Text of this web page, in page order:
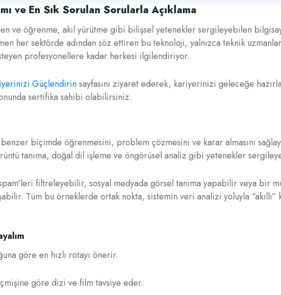
ve En Sık Sorulan Sorularla Açıklama
ve öğrenme, akıl yürütme gibi bilişsel yetenekler sergileyebilen
her sektörde adından söz ettiren bu teknoloji, yalnızca teknik
profesyonellere kadar herkesi ilgilendiriyor.
Güçlendirinsayfasını ziyaret ederek, kariyerinizi geleceğe
sertifika sahibi olabilirsiniz.
biçimde öğrenmesini, problem çözmesini ve karar almasını
tanıma, doğal dil işleme ve öngörüsel analiz gibi yetenekler
filtreleyebilir, sosyal medyada görsel tanıma yapabilir veya bir
Tüm bu örneklerde ortak nokta, sistemin veri analizi yoluyla “akıllı”
göre en hızlı rotayı önerir.
göre dizi ve film tavsiye eder.